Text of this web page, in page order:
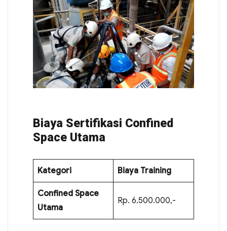
Biaya Sertifikasi Confined
Space Utama
Kategori Biaya Training
Confined Space
Utama
Rp. 6.500.000,-